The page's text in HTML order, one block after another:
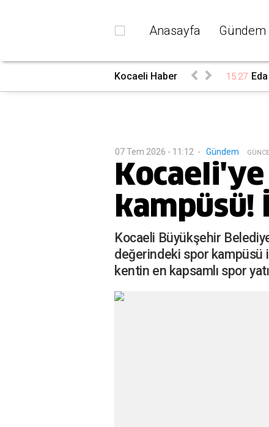
Anasayfa Gündem
Kocaeli Haber 15:27
07 Tem 2026 - 11:12 - Gündem G
Kocaeli Büyükşehir
değerindeki spor kampüsü
kentin en kapsamlı spor